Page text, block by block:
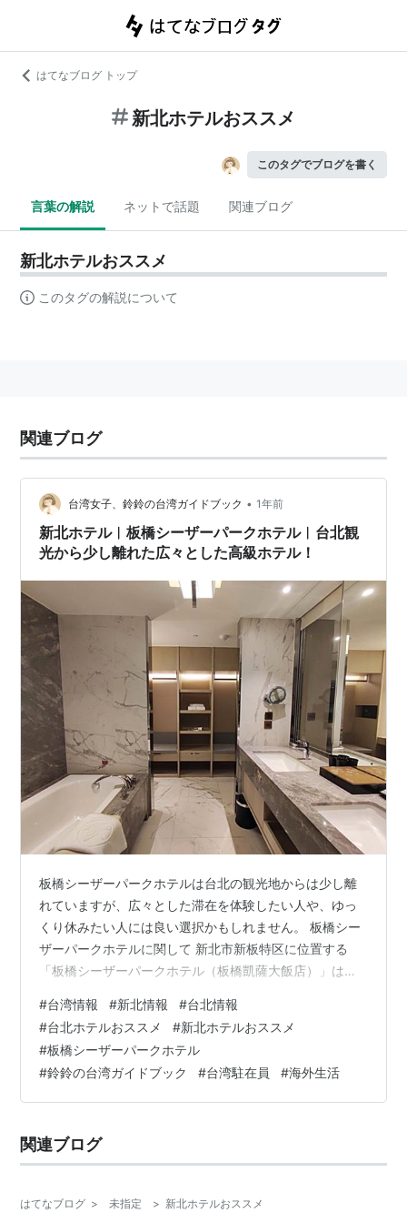
はてなブログ トップ
新北ホテルおススメ
このタグでブログを書く
言葉の解説 ネットで話題 関連ブログ
新北ホテルおススメ
このタグの解説について
関連ブログ
台湾女子、鈴鈴の台湾ガイドブック • 1年前
新北ホテル︱板橋シーザーパークホテル︱台北観
光から少し離れた広々とした高級ホテル！
板橋シーザーパークホテルは台北の観光地からは少し離
れていますが、広々とした滞在を体験したい人や、ゆっ
くり休みたい人には良い選択かもしれません。 板橋シー
ザーパークホテルに関して 新北市新板特区に位置する
「板橋シーザーパークホテル（板橋凱薩大飯店）」は、
初の5つ星ホテルでもあります。客室にはアメリカン・セ
ルタ社製のマットレス、液晶テレビ、カプセルコーヒー
メーカー、ブルートゥース・ステレオ、ウォシュレット
トイレ、インフィニティ・プールが備わっています。 住
所：新北市板橋區縣民大道二段8號 連絡電話：02-8953-
#台湾情報 #新北情報 #台北情報
#台北ホテルおススメ #新北ホテルおススメ
#板橋シーザーパークホテル
#鈴鈴の台湾ガイドブック #台湾駐在員 #海外生活
関連ブログ
はてなブログ > 未指定 > 新北ホテルおススメ